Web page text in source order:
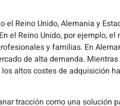
Reino Unido, Alemania y
Reino Unido, por ejemplo, el
y familias. En
de alta demanda. Mientras
altos costes de adquisición
tracción como una solución